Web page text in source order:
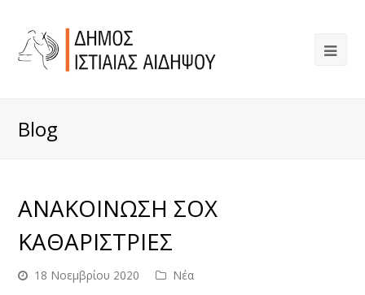
Blog
ΑΝΑΚΟΙΝΩΣΗ ΣΟΧ
ΚΑΘΑΡΙΣΤΡΙΕΣ
18 Νοεμβρίου 2020 Νέα